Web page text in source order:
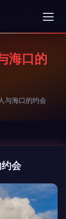
海口的
与海口的约会
会